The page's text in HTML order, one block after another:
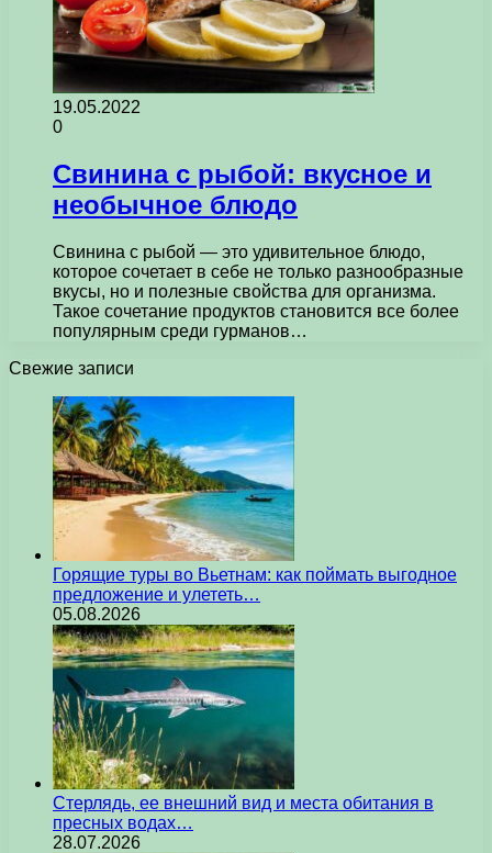
19.05.2022
0
Свинина с рыбой: вкусное и
необычное блюдо
Свинина с рыбой — это удивительное блюдо,
которое сочетает в себе не только разнообразные
вкусы, но и полезные свойства для организма.
Такое сочетание продуктов становится все более
популярным среди гурманов…
Свежие записи
Горящие туры во Вьетнам: как поймать выгодное
предложение и улететь…
05.08.2026
Стерлядь, ее внешний вид и места обитания в
пресных водах…
28.07.2026